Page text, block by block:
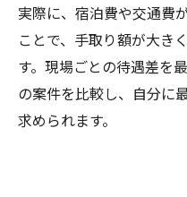
実際に、宿泊費や交通費
ことで、手取り額が大き
す。現場ごとの待遇差を
の案件を比較し、自分に
求められます。